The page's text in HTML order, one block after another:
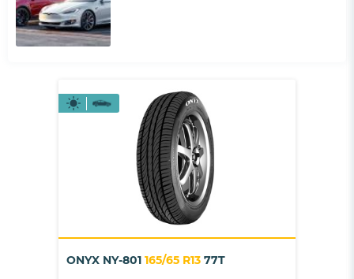
ONYX NY-801 165/65 R13 77T